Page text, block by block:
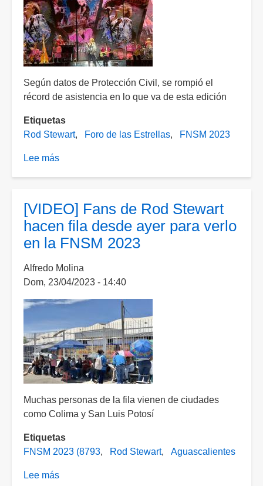
mdd
Según datos de Protección Civil, se rompió el
récord de asistencia en lo que va de esta edición
Etiquetas
Rod Stewart
Foro de las Estrellas FNSM 2023
Lee más
ofreció
memorable
concierto
Aguascalientes
[VIDEO] Fans de Rod Stewart
hacen fila desde ayer para verlo
en la FNSM 2023
Alfredo Molina
Dom, 23/04/2023 - 14:40
Muchas personas de la fila vienen de ciudades
como Colima y San Luis Potosí
Etiquetas
FNSM 2023 (8793
Rod Stewart Aguascalientes
Lee más